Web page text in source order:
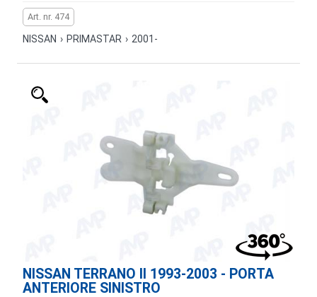
Art. nr. 474
NISSAN › PRIMASTAR › 2001-
NISSAN TERRANO II 1993-2003 - PORTA
ANTERIORE SINISTRO